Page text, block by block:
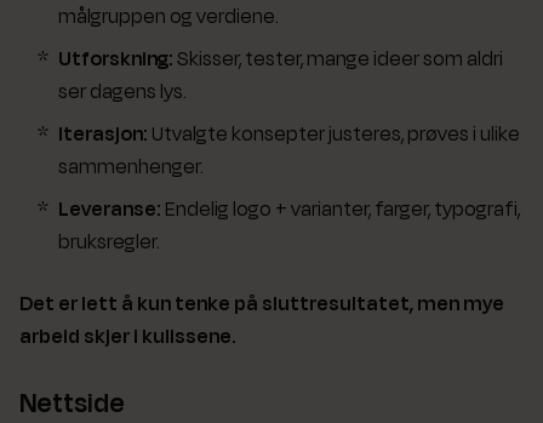
De usynlige tingene
Hvorfor dette betyr noe
målgruppen og verdiene.
Utforskning:Skisser, tester, mange ideer som aldri
ser dagens lys.
Iterasjon: Utvalgte konsepter justeres, prøves i ulike
sammenhenger.
Leveranse: Endelig logo + varianter, farger, typografi,
bruksregler.
Det er lett å kun tenke på sluttresultatet, men mye
arbeid skjer i kulissene.
Nettside